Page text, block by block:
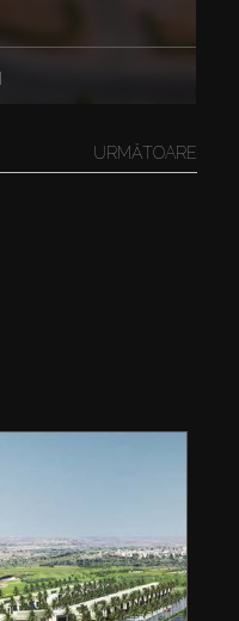
URMĂTOARE